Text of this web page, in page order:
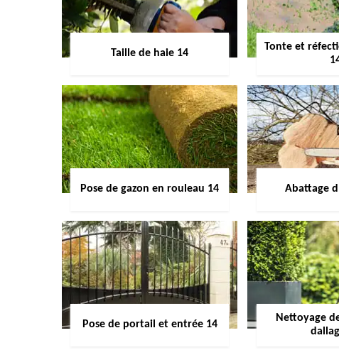
Taille de haie 14
Tonte et
Pose de gazon en rouleau 14 Abattage
Pose de portail et entrée 14
Nettoyage